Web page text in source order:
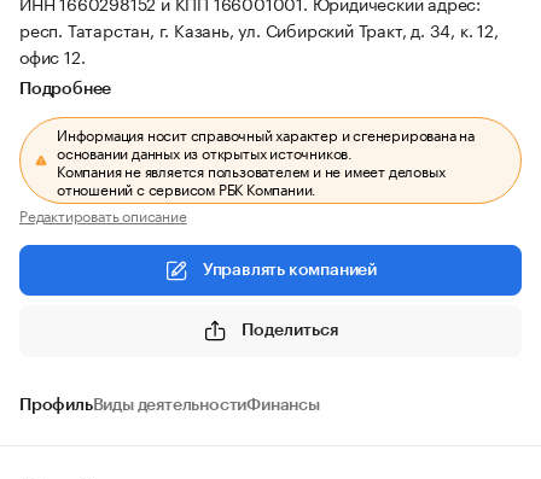
респ. Татарстан, г. Казань, ул. Сибирский Тракт, д. 34, к. 12,
офис 12.
Подробнее
Информация носит справочный характер и сгенерирована на
основании данных из открытых источников.
Компания не является пользователем и не имеет деловых
отношений с сервисом РБК Компании.
Редактировать описание
Управлять компанией
Поделиться
ПрофильВиды деятельностиФинансы